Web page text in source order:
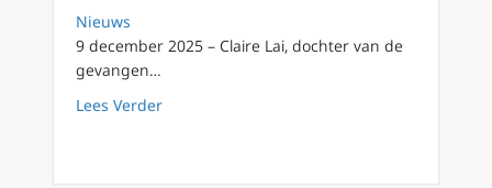
Nieuws
9 december 2025 – Claire Lai, dochter van de
gevangen…
Lees Verderabout Dochter van politieke gevangene